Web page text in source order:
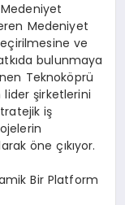
Medeniyet
ve
bulunmaya
Teknoköprü
şirketlerini
iş
öne çıkıyor.
Bir Platform